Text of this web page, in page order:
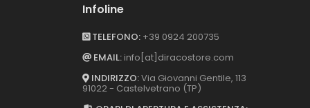
Infoline
TELEFONO: +39 0924 200735
EMAIL: info[at]diracostore.com
INDIRIZZO:Via Giovanni Gentile, 113
91022 - Castelvetrano (TP)